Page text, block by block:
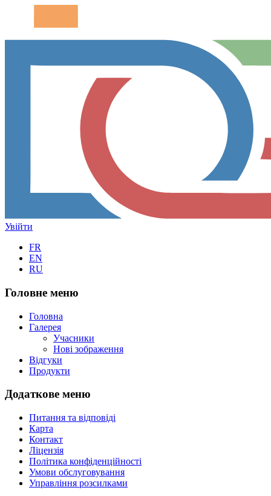
Увійти
FR
EN
RU
Головне меню
Головна
Галерея
Учасники
Нові зображення
Відгуки
Продукти
Додаткове меню
Питання та відповіді
Карта
Контакт
Ліцензія
Політика конфіденційності
Умови обслуговування
Управління розсилками